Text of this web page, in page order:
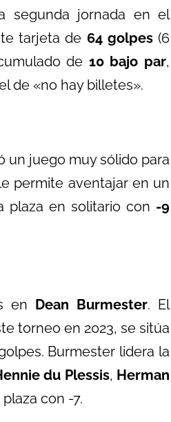
segunda jornada en el
tarjeta de 64 golpes(6
de 10 bajo par,
de «no hay billetes».
un juego muy sólido para
permite aventajar en un
plaza en solitario con -9
en Dean Burmester. El
torneo en 2023, se sitúa
Burmester lidera la
du Plessis, Herman
con -7.